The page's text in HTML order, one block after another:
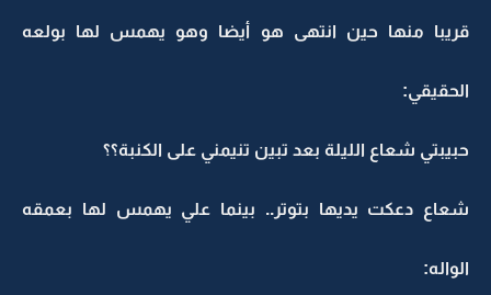
قريبا منها حين انتهى هو أيضا وهو يهمس لها بولعه
الحقيقي:
حبيبتي شعاع الليلة بعد تبين تنيمني على الكنبة؟؟
شعاع دعكت يديها بتوتر.. بينما علي يهمس لها بعمقه
الواله: